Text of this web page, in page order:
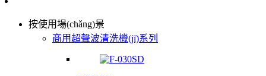
按使用場(chǎng)景
商用超聲波清洗機(jī)系列